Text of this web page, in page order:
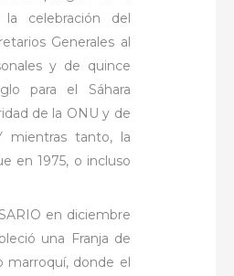
celebración del
Generales al
y de quince
para el Sáhara
de la ONU y de
mientras tanto, la
en 1975, o incluso
en diciembre
una Franja de
marroquí, donde el